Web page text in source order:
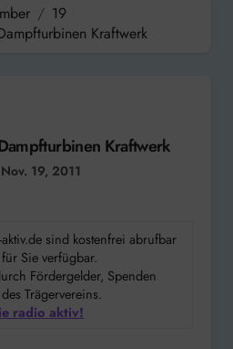
19
Kraftwerk
Kraftwerk
Nov. 19, 2011
sind kostenfrei abrufbar
Sie verfügbar.
Fördergelder, Spenden
Trägervereins.
radio aktiv!